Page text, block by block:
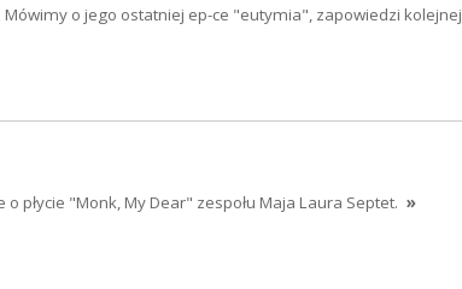
o jego ostatniej ep-ce "eutymia", zapowiedzi kolejnej
o płycie "Monk, My Dear" zespołu Maja Laura Septet. »